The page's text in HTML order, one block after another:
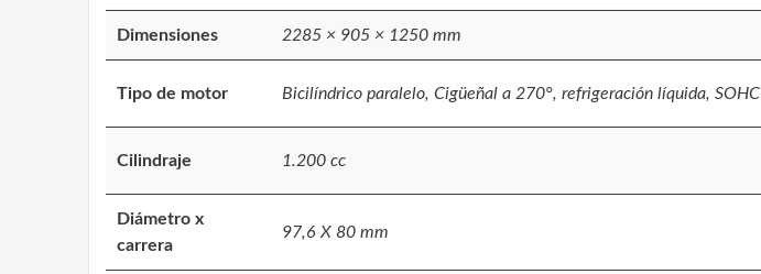
Dimensiones 2285 × 905 × 1250 mm
Tipo de motor Bicilíndrico paralelo, Cigüeñal a 270°, refrigeración líquida, SOHC
Cilindraje 1.200 cc
Diámetro x
carrera
97,6 X 80 mm